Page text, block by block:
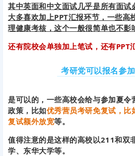
其中英面和中文面试几乎是所有面
大多喜欢加上PPT汇报环节，一些高
理健康考核，这个一般很简单也不影
还有院校会单独加上笔试，还有PPT
考研党可以报名参
是可以的，一些高校会给与参加夏令
政策，比如优秀营员考研免复试，
复试额外放宽等。
值得注意的是这样的高校以211和双
学、东华大学等。